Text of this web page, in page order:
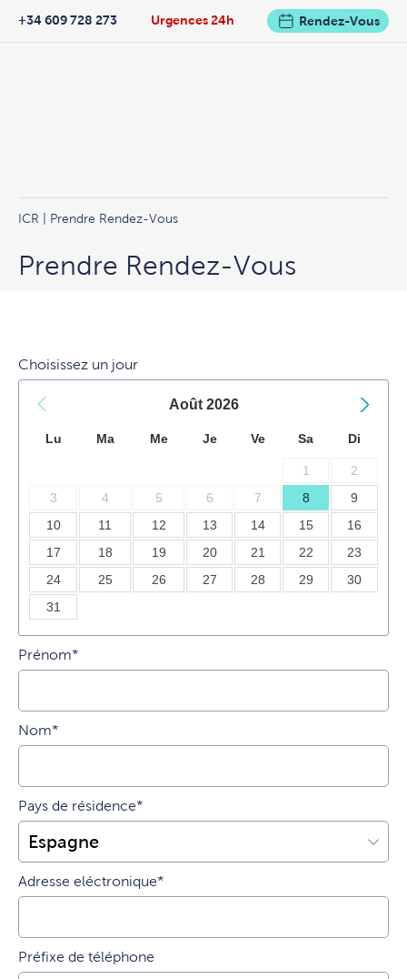
Urgences 24h
+34 609 728 273 Rendez-Vous
ICR | Prendre Rendez-Vous
Prendre Rendez-Vous
Choisissez un jour
Août 2026
Lu Ma Me Je Ve Sa Di
1
2
3
4 5 6 7 8
9
10
11 12 13 14 15
16
17
18 19 20 21 22
23
24
25 26 27 28 29
30
31
Prénom*
Nom*
Pays de résidence*
Adresse eléctronique*
Préfixe de téléphone